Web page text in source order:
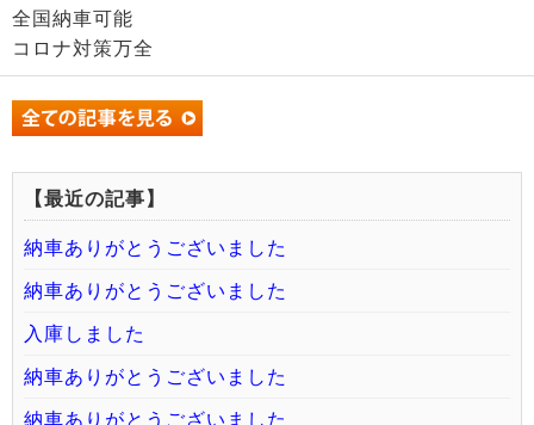
全国納車可能
コロナ対策万全
【最近の記事】
納車ありがとうございました
納車ありがとうございました
入庫しました
納車ありがとうございました
納車ありがとうございました